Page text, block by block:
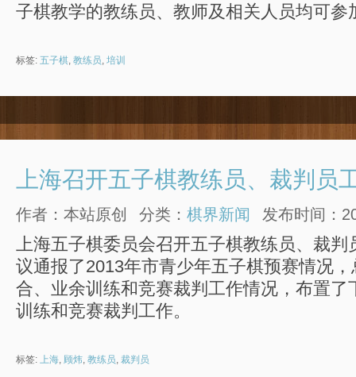
子棋教学的教练员、教师及相关人员均可参
标签: 五子棋 教练员 培训
上海召开五子棋教练员、裁判员
作者：本站原创 分类： 棋界新闻 发布时间：
上海五子棋委员会召开五子棋教练员、裁判
议通报了2013年市青少年五子棋预赛情况
合、业余训练和竞赛裁判工作情况，布置了
训练和竞赛裁判工作。
标签: 上海, 顾炜, 教练员, 裁判员